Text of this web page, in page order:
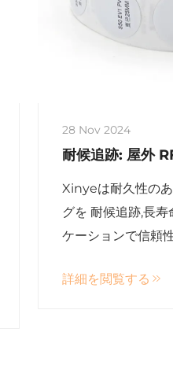
28 Nov 2024
耐候追跡: 屋外
Xinyeは耐久性の
グを 耐候追跡,長寿
ケーションで信頼
詳細を閲覧する